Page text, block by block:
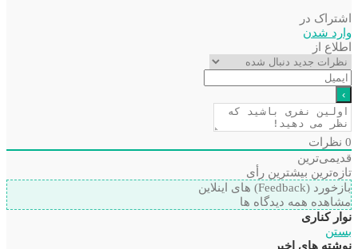
اشتراک در
وارد شدن
اطلاع از
0 نظرات
قدیمی‌ترین
تازه‌ترین بیشترین رأی
بازخورد (Feedback) های اینلاین
مشاهده همه دیدگاه ها
نوار کناری
بستن
نوشته های اخیر